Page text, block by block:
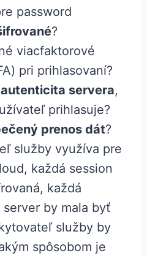
password
?
viacfaktorové
pri prihlasovaní?
servera,
prihlasuje?
prenos dát?
služby využíva pre
každá session
každá
by mala byť
služby by
spôsobom je